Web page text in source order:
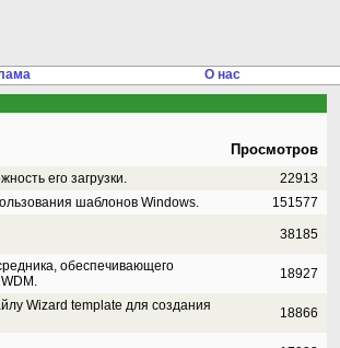
О нас
Просмотров
его загрузки.
22913
шаблонов Windows.
151577
38185
обеспечивающего
18927
Wizard template для создания
18866